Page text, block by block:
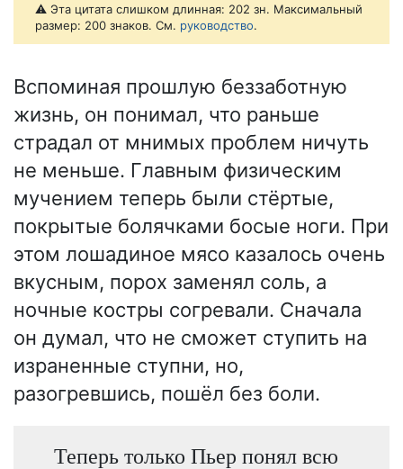
⚠️ Эта цитата слишком длинная: 202 зн. Максимальный
размер: 200 знаков. См. руководство.
Вспоминая прошлую беззаботную
жизнь, он понимал, что раньше
страдал от мнимых проблем ничуть
не меньше. Главным физическим
мучением теперь были стёртые,
покрытые болячками босые ноги. При
этом лошадиное мясо казалось очень
вкусным, порох заменял соль, а
ночные костры согревали. Сначала
он думал, что не сможет ступить на
израненные ступни, но,
разогревшись, пошёл без боли.
Теперь только Пьер понял всю